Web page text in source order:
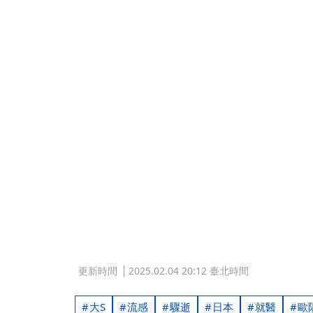
更新時間 2025.02.04 20:12 臺北時間
大S 流感 驟逝 日本 就醫 歐